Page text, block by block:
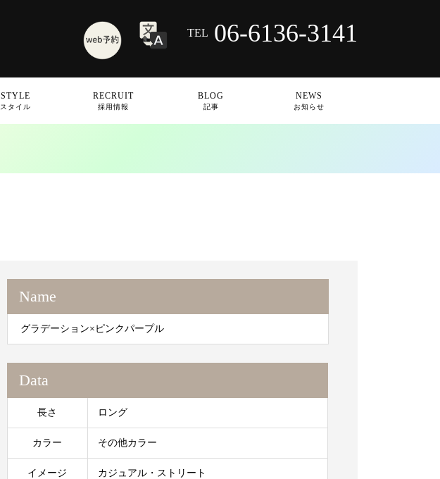
TEL 06-6136-3141
STYLE
スタイル
RECRUIT
採用情報
BLOG
記事
NEWS
お知らせ
Name
グラデーション×ピンクパープル
Data
長さ ロング
カラー その他カラー
イメージ カジュアル・ストリート